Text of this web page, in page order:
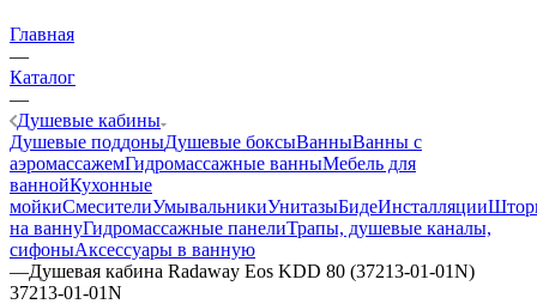
Главная
—
Каталог
—
Душевые кабины
Душевые поддоныДушевые боксыВанныВанны с
аэромассажемГидромассажные ванныМебель для
ваннойКухонные
мойкиСмесителиУмывальникиУнитазыБидеИнсталляции
на ваннуГидромассажные панелиТрапы, душевые каналы,
сифоныАксессуары в ванную
—Душевая кабина Radaway Eos KDD 80 (37213-01-01N)
37213-01-01N